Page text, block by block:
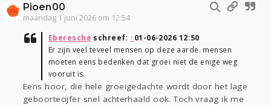
Pioen00
maandag 1 juni 2026 om 12:54
Eberesche schreef: ↑01-06-2026 12:50
Er zijn veel teveel mensen op deze aarde. mensen
moeten eens bedenken dat groei niet de enige weg
vooruit is.
Eens hoor, die hele groeigedachte wordt door het lage
geboortecijfer snel achterhaald ook. Toch vraag ik me